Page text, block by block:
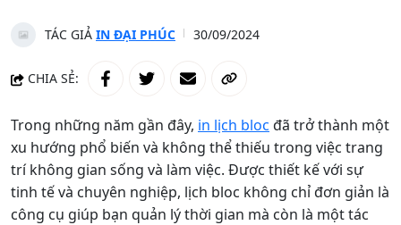
TÁC GIẢ IN ĐẠI PHÚC 30/09/2024
CHIA SẺ:
Trong những năm gần đây, in lịch bloc đã trở thành một
xu hướng phổ biến và không thể thiếu trong việc trang
trí không gian sống và làm việc. Được thiết kế với sự
tinh tế và chuyên nghiệp, lịch bloc không chỉ đơn giản là
công cụ giúp bạn quản lý thời gian mà còn là một tác